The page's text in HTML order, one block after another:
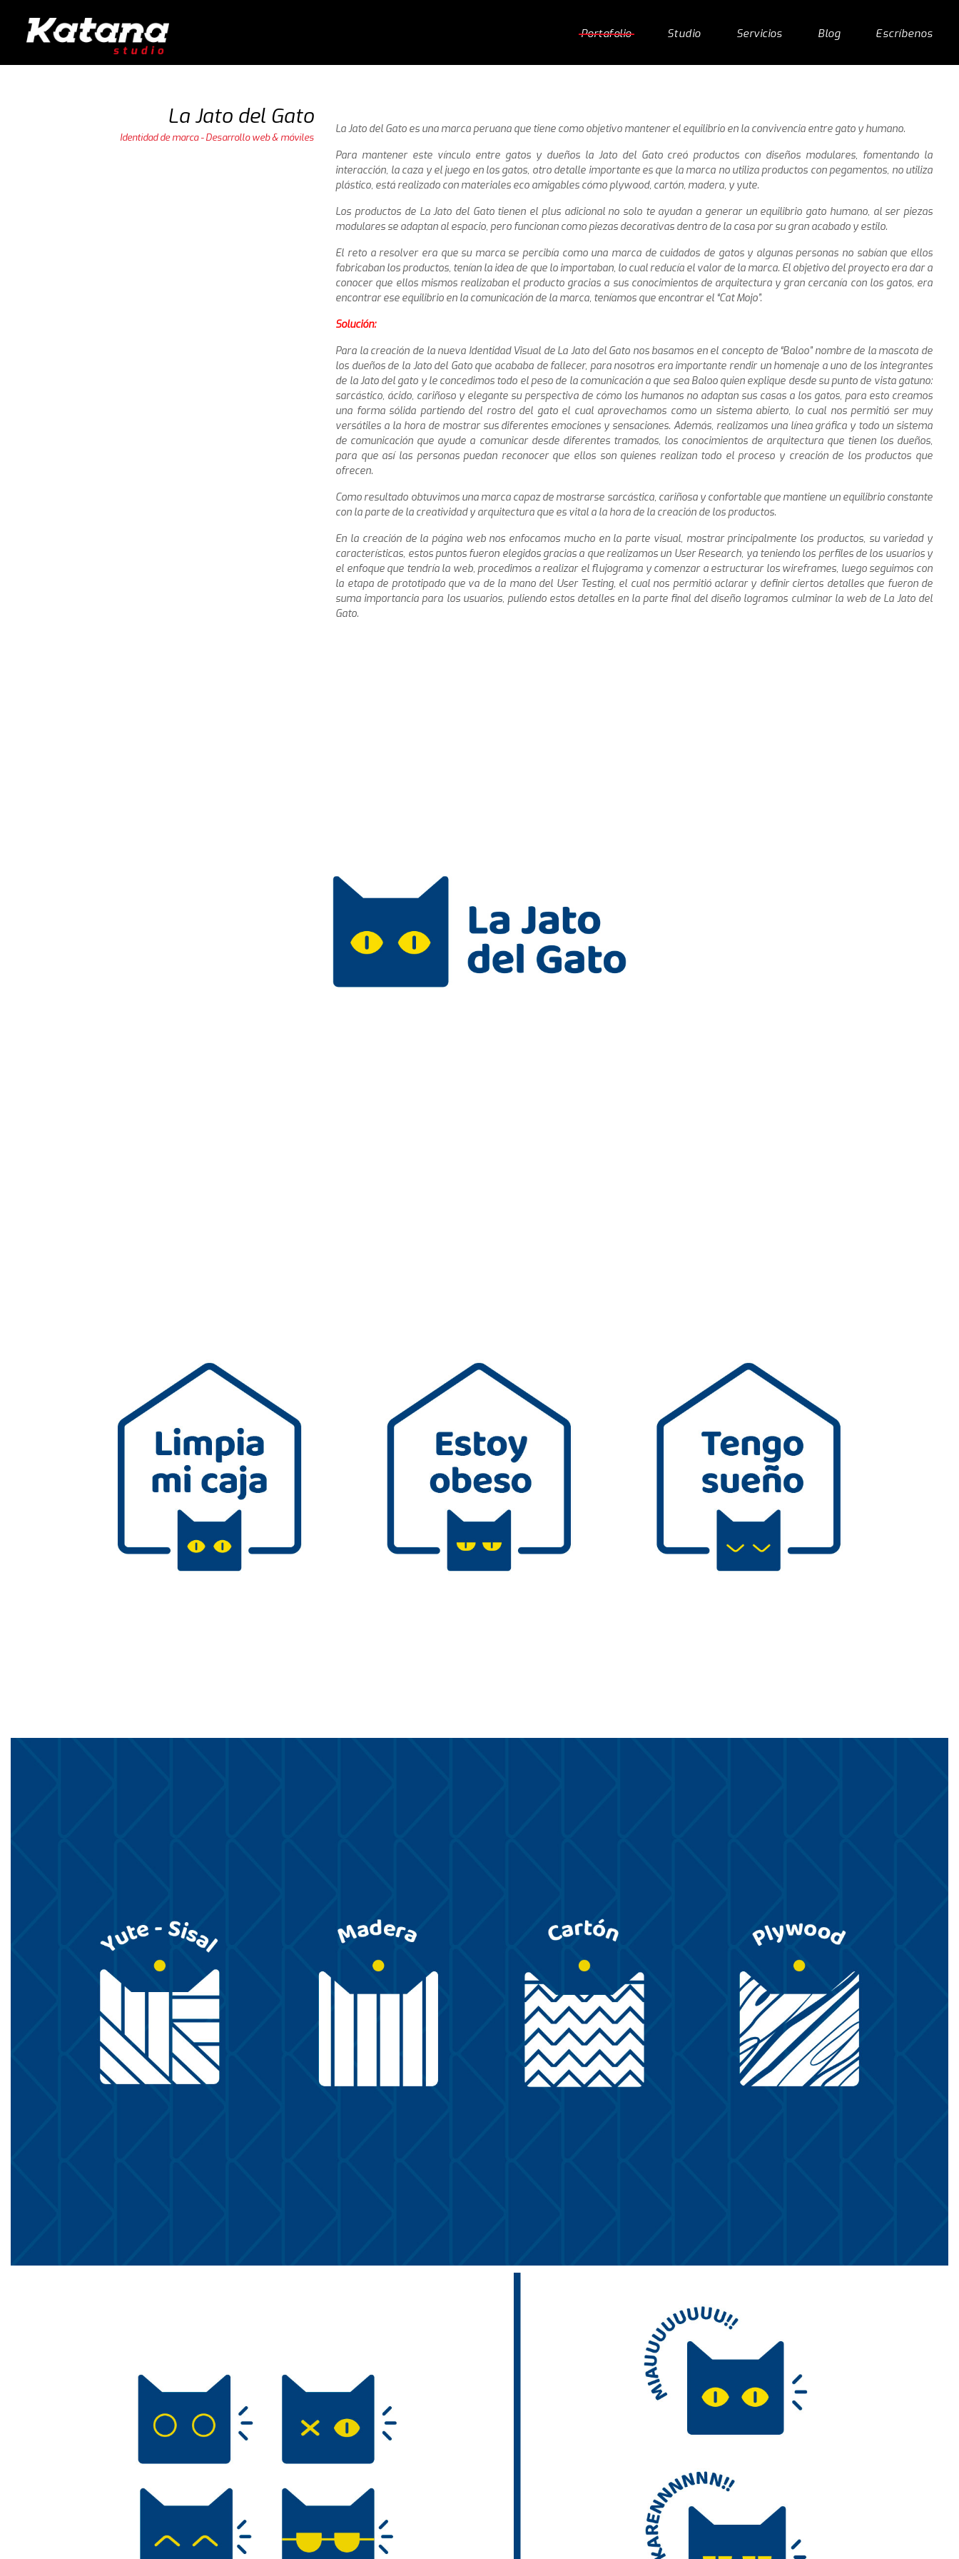
Portafolio Studio Servicios Blog Escríbenos
La Jato del Gato
Identidad de marca - Desarrollo web & móviles
La Jato del Gato es una marca peruana que tiene como objetivo mantener el equilibrio en la convivencia entre gato y humano.
Para mantener este vínculo entre gatos y dueños la Jato del Gato creó productos con diseños modulares, fomentando la
interacción, la caza y el juego en los gatos, otro detalle importante es que la marca no utiliza productos con pegamentos, no utiliza
plástico, está realizado con materiales eco amigables cómo plywood, cartón, madera, y yute.
Los productos de La Jato del Gato tienen el plus adicional no solo te ayudan a generar un equilibrio gato humano, al ser piezas
modulares se adaptan al espacio, pero funcionan como piezas decorativas dentro de la casa por su gran acabado y estilo.
El reto a resolver era que su marca se percibía como una marca de cuidados de gatos y algunas personas no sabían que ellos
fabricaban los productos, tenían la idea de que lo importaban, lo cual reducía el valor de la marca. El objetivo del proyecto era dar a
conocer que ellos mismos realizaban el producto gracias a sus conocimientos de arquitectura y gran cercanía con los gatos, era
encontrar ese equilibrio en la comunicación de la marca, teníamos que encontrar el “Cat Mojo”.
Solución:
Para la creación de la nueva Identidad Visual de La Jato del Gato nos basamos en el concepto de “Baloo” nombre de la mascota de
los dueños de la Jato del Gato que acababa de fallecer, para nosotros era importante rendir un homenaje a uno de los integrantes
de la Jato del gato y le concedimos todo el peso de la comunicación a que sea Baloo quien explique desde su punto de vista gatuno:
sarcástico, ácido, cariñoso y elegante su perspectiva de cómo los humanos no adaptan sus casas a los gatos, para esto creamos
una forma sólida partiendo del rostro del gato el cual aprovechamos como un sistema abierto, lo cual nos permitió ser muy
versátiles a la hora de mostrar sus diferentes emociones y sensaciones. Además, realizamos una línea gráfica y todo un sistema
de comunicación que ayude a comunicar desde diferentes tramados, los conocimientos de arquitectura que tienen los dueños,
para que así las personas puedan reconocer que ellos son quienes realizan todo el proceso y creación de los productos que
ofrecen.
Como resultado obtuvimos una marca capaz de mostrarse sarcástica, cariñosa y confortable que mantiene un equilibrio constante
con la parte de la creatividad y arquitectura que es vital a la hora de la creación de los productos.
En la creación de la página web nos enfocamos mucho en la parte visual, mostrar principalmente los productos, su variedad y
características, estos puntos fueron elegidos gracias a que realizamos un User Research, ya teniendo los perfiles de los usuarios y
el enfoque que tendría la web, procedimos a realizar el flujograma y comenzar a estructurar los wireframes, luego seguimos con
la etapa de prototipado que va de la mano del User Testing, el cual nos permitió aclarar y definir ciertos detalles que fueron de
suma importancia para los usuarios, puliendo estos detalles en la parte final del diseño logramos culminar la web de La Jato del
Gato.